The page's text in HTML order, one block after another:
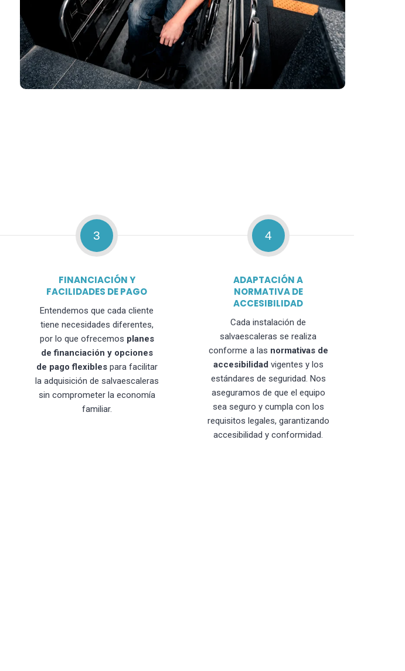
3
FINANCIACIÓN Y
FACILIDADES DE PAGO
Entendemos que cada cliente
tiene necesidades diferentes,
por lo que ofrecemos planes
de financiación y opciones
de pago flexiblespara facilitar
la adquisición de salvaescaleras
sin comprometer la economía
familiar.
4
ADAPTACIÓN A
NORMATIVA DE
ACCESIBILIDAD
Cada instalación de
salvaescaleras se realiza
conforme a las normativas de
accesibilidad vigentes y los
estándares de seguridad. Nos
aseguramos de que el equipo
sea seguro y cumpla con los
requisitos legales, garantizando
accesibilidad y conformidad.